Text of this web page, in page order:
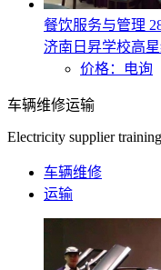
餐饮服务与管理
济南日昇学校高
价格：电询
车辆维修运输
Electricity supplier training
车辆维修
运输